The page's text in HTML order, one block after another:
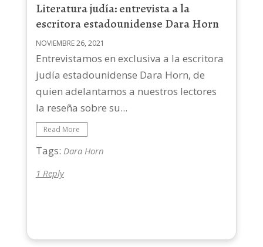
Literatura judía: entrevista a la
escritora estadounidense Dara Horn
NOVIEMBRE 26, 2021
Entrevistamos en exclusiva a la escritora
judía estadounidense Dara Horn, de
quien adelantamos a nuestros lectores
la reseña sobre su...
Read More
Tags: Dara Horn
1 Reply